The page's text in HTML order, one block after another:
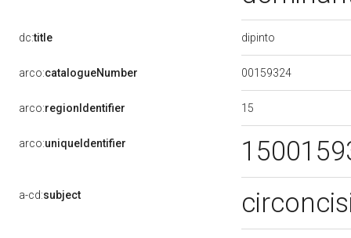
dc:title dipinto
arco:catalogueNumber 00159324
arco:regionIdentifier 15
arco:uniqueIdentifier
a-cd:subject